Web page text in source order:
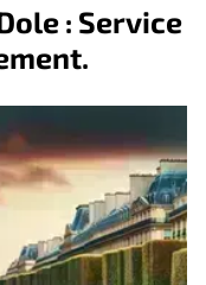
: Service